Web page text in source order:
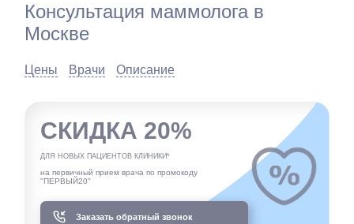
Консультация маммолога в
Москве
Цены Врачи Описание
СКИДКА 20%
ДЛЯ НОВЫХ ПАЦИЕНТОВ КЛИНИКИ*
на первичный прием врача по промокоду
"ПЕРВЫЙ20"
Заказать обратный звонок